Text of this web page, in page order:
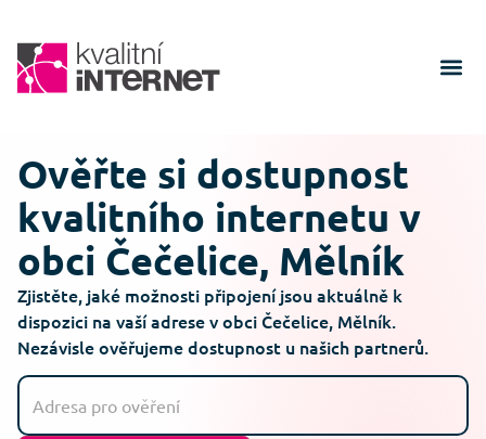
Ověřte si dostupnost
kvalitního internetu v
obci Čečelice, Mělník
Zjistěte, jaké možnosti připojení jsou aktuálně k
dispozici na vaší adrese v obci Čečelice, Mělník.
Nezávisle ověřujeme dostupnost u našich partnerů.